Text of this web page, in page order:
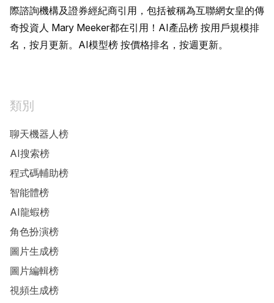
際諮詢機構及證券經紀商引用，包括被稱為互聯網女皇的傳
奇投資人 Mary Meeker都在引用！AI產品榜 按用戶規模排
名，按月更新。AI模型榜 按價格排名，按週更新。
類別
聊天機器人榜
AI搜索榜
程式碼輔助榜
智能體榜
AI龍蝦榜
角色扮演榜
圖片生成榜
圖片編輯榜
視頻生成榜